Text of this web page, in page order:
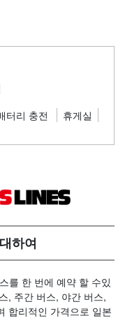
터리 충전
휴게실
하여
를 한 번에 예약 할 수있
, 주간 버스, 야간 버스,
합리적인 가격으로 일본